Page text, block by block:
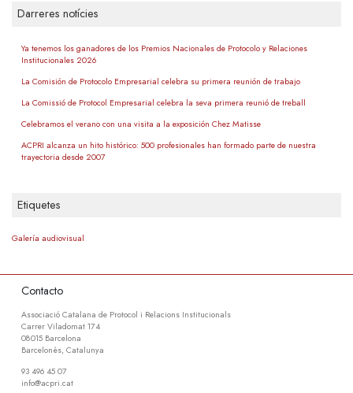
Darreres notícies
Ya tenemos los ganadores de los Premios Nacionales de Protocolo y Relaciones
Institucionales 2026
La Comisión de Protocolo Empresarial celebra su primera reunión de trabajo
La Comissió de Protocol Empresarial celebra la seva primera reunió de treball
Celebramos el verano con una visita a la exposición Chez Matisse
ACPRI alcanza un hito histórico: 500 profesionales han formado parte de nuestra
trayectoria desde 2007
Etiquetes
Galería audiovisual
Contacto
Associació Catalana de Protocol i Relacions Institucionals
Carrer Viladomat 174
08015 Barcelona
Barcelonès, Catalunya
93 496 45 07
info@acpri.cat